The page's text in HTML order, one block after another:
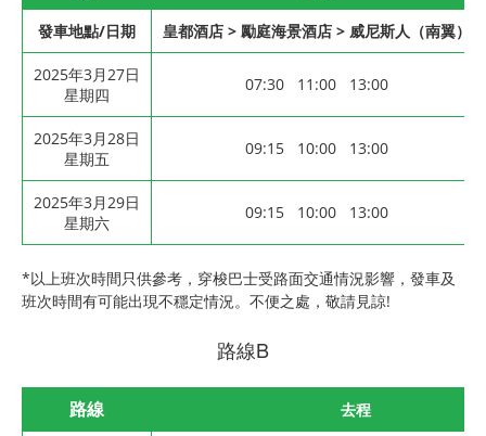
發車地點/日期 皇都酒店 > 勵庭海景酒店 > 威尼斯人（南翼）
2025年3月27日
星期四
07:30 11:00 13:00
2025年3月28日
星期五
09:15 10:00 13:00
2025年3月29日
星期六
09:15 10:00 13:00
*以上班次時間只供參考，穿梭巴士受路面交通情況影響，發車及
班次時間有可能出現不穩定情況。不便之處，敬請見諒!
路線B
路線 去程